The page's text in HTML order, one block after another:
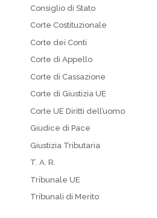
Consiglio di Stato
Corte Costituzionale
Corte dei Conti
Corte di Appello
Corte di Cassazione
Corte di Giustizia UE
Corte UE Diritti dell’uomo
Giudice di Pace
Giustizia Tributaria
T. A. R.
Tribunale UE
Tribunali di Merito